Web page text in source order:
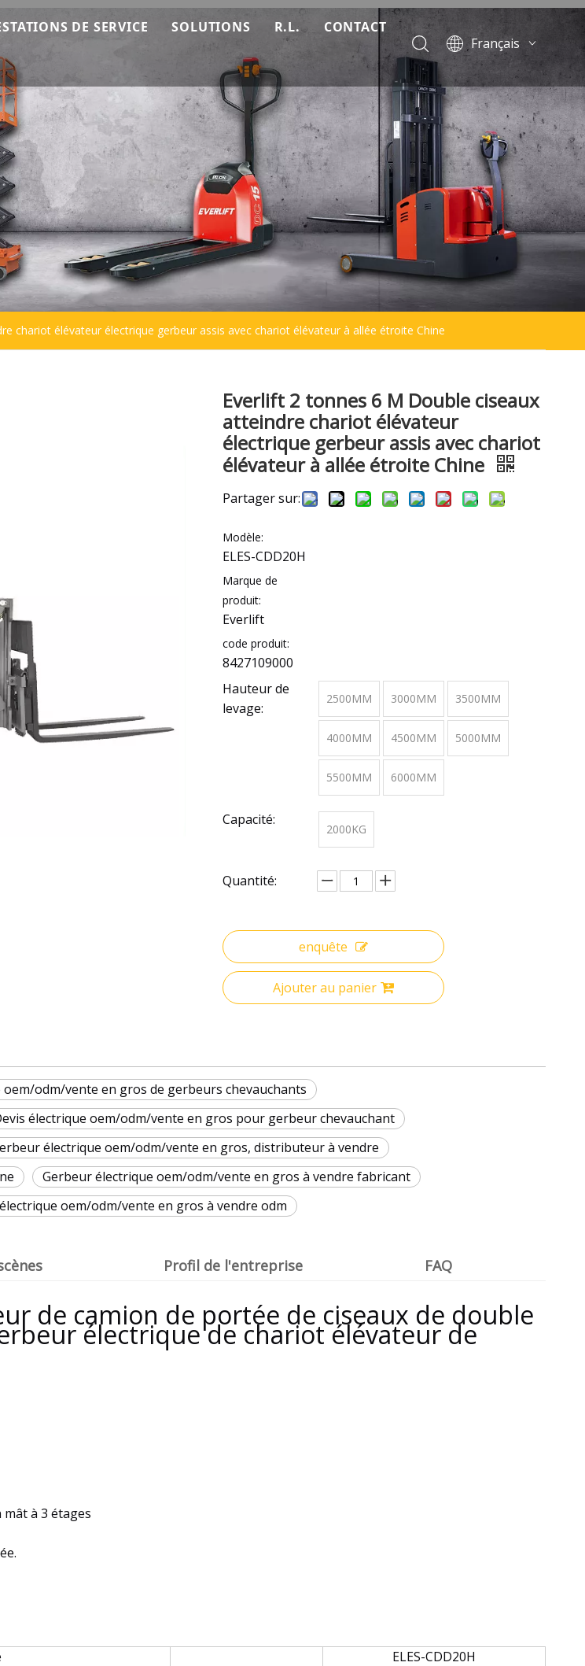
DE SERVICE
Service OEM
Service après-vente
Consultation technique
SOLUTIONS R.L.
Télécharger
Nouvelles
FAQ
Vidéo
CONTACT
Français
English
Pусский
Español
Português
chariot élévateur électrique gerbeur assis avec chariot élévateur à allée étroite Chine
Everlift 2 tonnes 6 M Double ciseaux
atteindre chariot élévateur
électrique gerbeur assis avec chariot
élévateur à allée étroite Chine
Partager sur:
Modèle:
ELES-CDD20H
Marque de
produit:
Everlift
code produit:
8427109000
Hauteur de
levage:
2500MM 3000MM 3500MM
4000MM 4500MM 5000MM
5500MM 6000MM
Capacité:
2000KG
Quantité:
enquête
Ajouter au panier
odm/vente en gros de gerbeurs chevauchants
électrique oem/odm/vente en gros pour gerbeur chevauchant
électrique oem/odm/vente en gros, distributeur à vendre
Gerbeur électrique oem/odm/vente en gros à vendre fabricant
oem/odm/vente en gros à vendre odm
Profil de l'entreprise FAQ
de camion de portée de ciseaux de double
électrique de chariot élévateur de
à 3 étages
ELES-CDD20H